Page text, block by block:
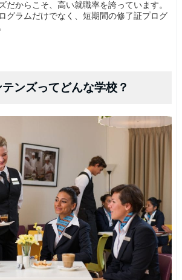
だからこそ、高い就職率を誇っています。
グラムだけでなく、短期間の修了証プログ
ンズってどんな学校？